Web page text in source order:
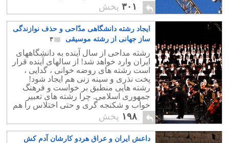
۳۰۱ پخش
ایجاد رشته دانشگاهی مدّاحی و حذف نوازندگی
ساز جهانی از رشته موسیقی
۳
رشته مداحی از سال آینده به دانشگاههای
ایران وارد خواهد شد! از سالهای آینده قرار
است رشته های روضه خوانی ، گدایی ،
پخت نذری و سینه زنی هم ایجاد شود!
رشته هایی منطبق بر خواست و فرهنگ
جمهوری اسلامی. چرا رشته های تعبیر
خواب و شکنجه گری و حتی اختلاس را هم
اضافه نمی نمایند؟ اینها رشته هایی است
که در 37 سال گذشته بطور تجربی اجرا
شده اند و باید آکادمیک و علمی شوند!
۱۹۸ پخش
داعش ایران و عراق هردو کارشان آدم کش